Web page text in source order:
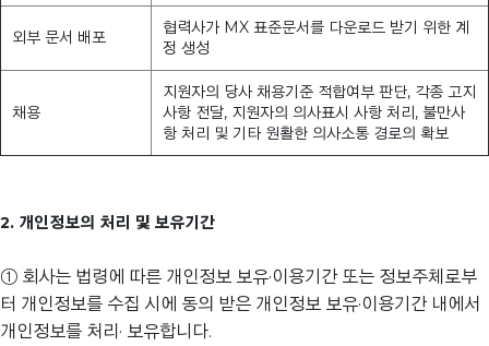
외부 문서 배포
협력사가 MX 표준문서를 다운로드 받기 위한 계
정 생성
채용
지원자의 당사 채용기준 적합여부 판단, 각종 고지
사항 전달, 지원자의 의사표시 사항 처리, 불만사
항 처리 및 기타 원활한 의사소통 경로의 확보
2. 개인정보의 처리 및 보유기간
① 회사는 법령에 따른 개인정보 보유·이용기간 또는 정보주체로부
터 개인정보를 수집 시에 동의 받은 개인정보 보유·이용기간 내에서
개인정보를 처리· 보유합니다.